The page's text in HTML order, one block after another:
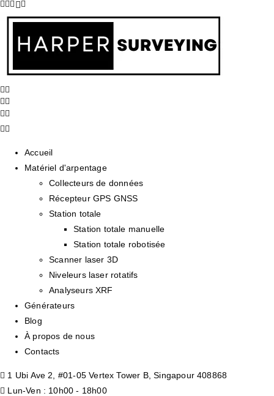
Accueil
Matériel d'arpentage
Collecteurs de données
Récepteur GPS GNSS
Station totale
Station totale manuelle
Station totale robotisée
Scanner laser 3D
Niveleurs laser rotatifs
Analyseurs XRF
Générateurs
Blog
À propos de nous
Contacts
1 Ubi Ave 2, #01-05 Vertex Tower B, Singapour 408868
Lun-Ven : 10h00 - 18h00